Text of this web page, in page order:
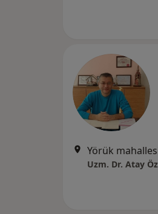
Uzm. Dr. Atay